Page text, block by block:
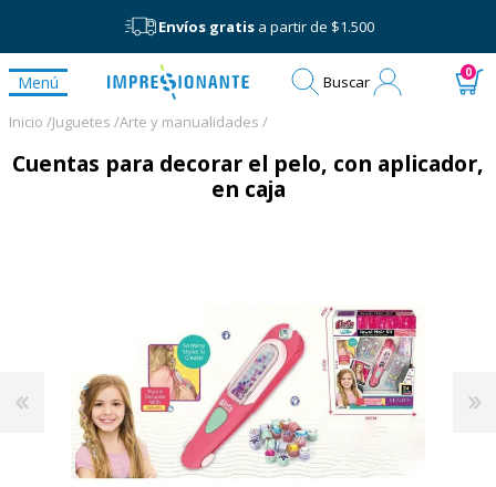
Envíos gratisa partir de $1.500
Menú Buscar 0
Inicio /Juguetes /Arte y manualidades /
Cuentas para decorar el pelo, con aplicador,
en caja